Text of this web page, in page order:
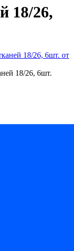
18/26,
18/26, 6шт.